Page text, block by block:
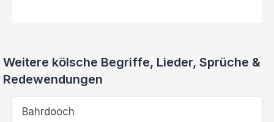
Weitere kölsche Begriffe, Lieder, Sprüche &
Redewendungen
Bahrdooch